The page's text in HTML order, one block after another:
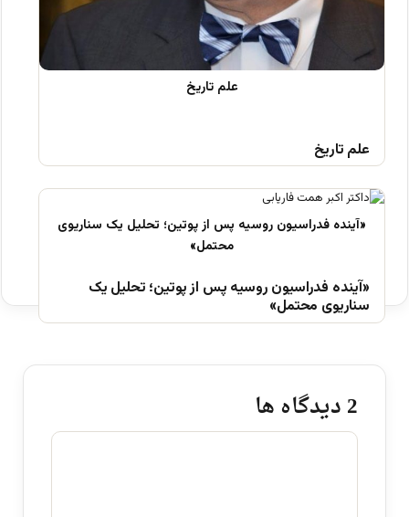
علم تاریخ
«آینده فدراسیون روسیه پس از پوتین؛ تحلیل یک
سناریوی محتمل»
‫2 دیدگاه ها